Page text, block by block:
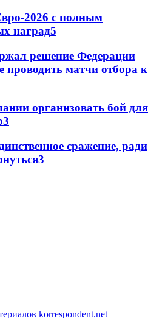
2026 с полным
наград5
решение Федерации
матчи отбора к
организовать бой для
3
сражение, ради
3
korrespondent.net